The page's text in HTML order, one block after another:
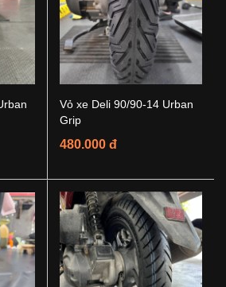
Vỏ xe Deli 90/90-14 Urban
Grip
480.000 đ